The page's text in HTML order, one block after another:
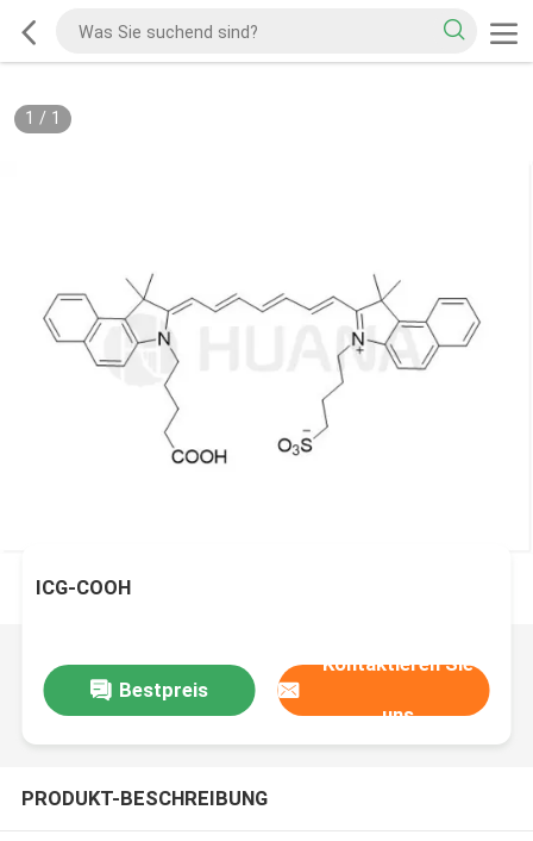
1 / 1
ICG-COOH
Bestpreis
Kontaktieren Sie
uns
PRODUKT-BESCHREIBUNG